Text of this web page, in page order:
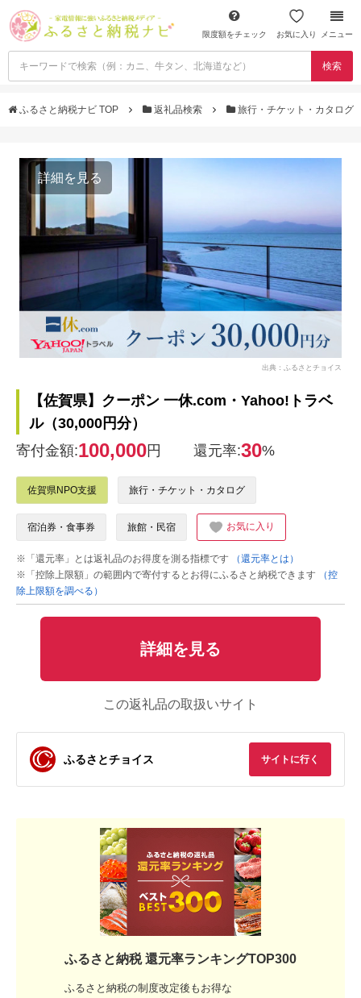
限度額をチェック お気に入り メニュー
検索
ふるさと納税ナビ TOP 返礼品検索 旅行・チケット・カタログ
詳細を見る
出典：ふるさとチョイス
【佐賀県】クーポン 一休.com・Yahoo!トラベ
ル（30,000円分）
寄付金額:100,000円 還元率:30%
佐賀県NPO支援 旅行・チケット・カタログ
宿泊券・食事券 旅館・民宿 お気に入り
※「還元率」とは返礼品のお得度を測る指標です
（還元率とは）
※「控除上限額」の範囲内で寄付するとお得にふるさと納税できます
（控
除上限額を調べる）
詳細を見る
この返礼品の取扱いサイト
ふるさとチョイス サイトに行く
ふるさと納税 還元率ランキングTOP300
ふるさと納税の制度改定後もお得な